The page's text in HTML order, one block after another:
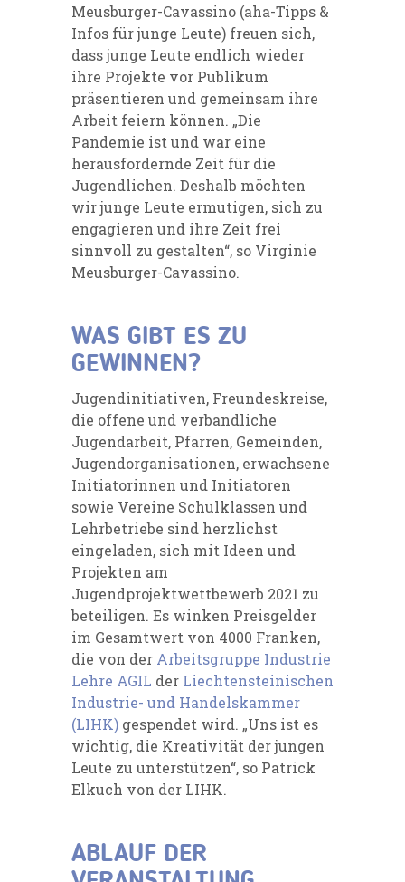
Meusburger-Cavassino (aha-Tipps &
Infos für junge Leute) freuen sich,
dass junge Leute endlich wieder
ihre Projekte vor Publikum
präsentieren und gemeinsam ihre
Arbeit feiern können. „Die
Pandemie ist und war eine
herausfordernde Zeit für die
Jugendlichen. Deshalb möchten
wir junge Leute ermutigen, sich zu
engagieren und ihre Zeit frei
sinnvoll zu gestalten“, so Virginie
Meusburger-Cavassino.
WAS GIBT ES ZU
GEWINNEN?
Jugendinitiativen, Freundeskreise,
die offene und verbandliche
Jugendarbeit, Pfarren, Gemeinden,
Jugendorganisationen, erwachsene
Initiatorinnen und Initiatoren
sowie Vereine Schulklassen und
Lehrbetriebe sind herzlichst
eingeladen, sich mit Ideen und
Projekten am
Jugendprojektwettbewerb 2021 zu
beteiligen. Es winken Preisgelder
im Gesamtwert von 4000 Franken,
die von der Arbeitsgruppe Industrie
Lehre AGIL der Liechtensteinischen
Industrie- und Handelskammer
(LIHK) gespendet wird. „Uns ist es
wichtig, die Kreativität der jungen
Leute zu unterstützen“, so Patrick
Elkuch von der LIHK.
ABLAUF DER